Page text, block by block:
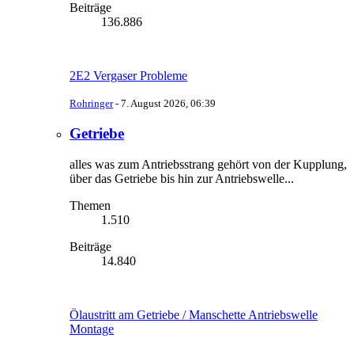
Beiträge
136.886
2E2 Vergaser Probleme
Rohringer- 7. August 2026, 06:39
Getriebe
alles was zum Antriebsstrang gehört von der Kupplung,
über das Getriebe bis hin zur Antriebswelle...
Themen
1.510
Beiträge
14.840
Ölaustritt am Getriebe / Manschette Antriebswelle
Montage